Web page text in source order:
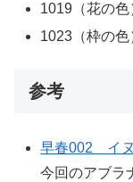
1019（花の色
1023（枠の色
参考
早春002 イヌ
今回のアブラ